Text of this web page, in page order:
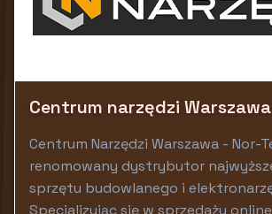
Centrum narzędzi
Centrum Narzędzi Warszawa - Nor-
renomowany dystrybutor
sprzętu budowlanego i
Specjalizując się w sprzedaży